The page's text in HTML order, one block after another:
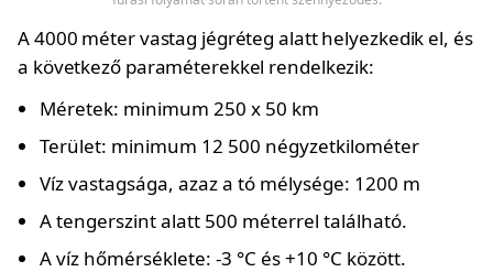
A 4000 méter vastag jégréteg alatt helyezkedik el, és
a következő paraméterekkel rendelkezik:
Méretek: minimum 250 x 50 km
Terület: minimum 12 500 négyzetkilométer
Víz vastagsága, azaz a tó mélysége: 1200 m
A tengerszint alatt 500 méterrel található.
A víz hőmérséklete: -3 °C és +10 °C között.